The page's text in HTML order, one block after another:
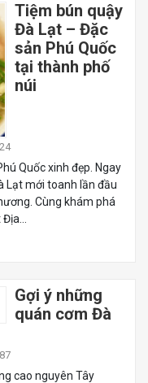
Tiệm bún quậy
Đà Lạt – Đặc
sản Phú Quốc
tại thành phố
núi
Quốc xinh đẹp. Ngay
Lạt mới toanh lần đầu
Cùng khám phá
Gợi ý những
quán cơm Đà
cao nguyên Tây